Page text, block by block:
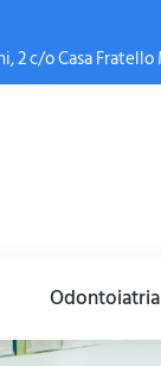
2 c/o Casa